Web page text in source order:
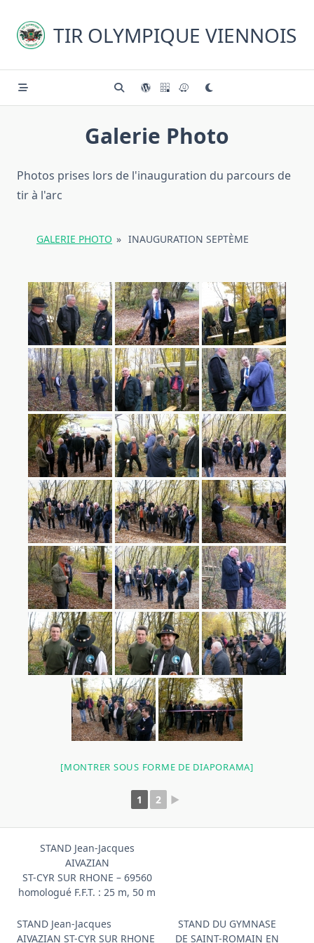
content
TIR OLYMPIQUE VIENNOIS
Galerie Photo
Photos prises lors de l'inauguration du parcours de
tir à l'arc
GALERIE PHOTO » INAUGURATION SEPTÈME
[MONTRER SOUS FORME DE DIAPORAMA]
1 2 ►
STAND Jean-Jacques
AIVAZIAN
ST-CYR SUR RHONE – 69560
homologué F.F.T. : 25 m, 50 m
STAND Jean-Jacques
AIVAZIAN ST-CYR SUR RHONE
STAND DU GYMNASE
DE SAINT-ROMAIN EN